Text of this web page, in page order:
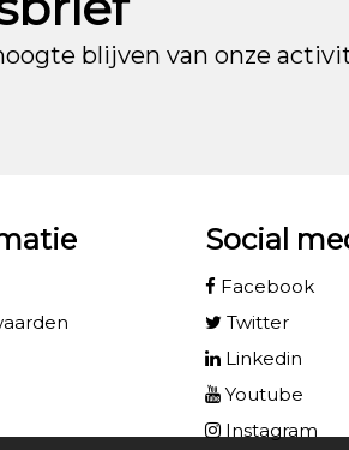
blijven van onze
Social
Facebook
Twitter
Linkedin
Youtube
Instagram